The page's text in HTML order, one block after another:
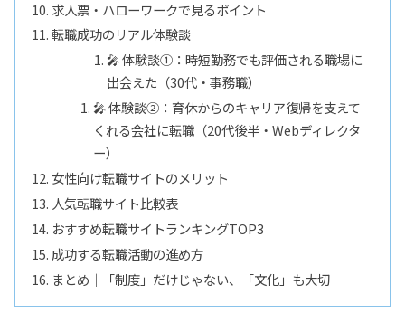
求人票・ハローワークで見るポイント
転職成功のリアル体験談
🎤 体験談①：時短勤務でも評価される職場に
出会えた（30代・事務職）
🎤 体験談②：育休からのキャリア復帰を支えて
くれる会社に転職（20代後半・Webディレクタ
ー）
女性向け転職サイトのメリット
人気転職サイト比較表
おすすめ転職サイトランキングTOP3
成功する転職活動の進め方
まとめ｜「制度」だけじゃない、「文化」も大切